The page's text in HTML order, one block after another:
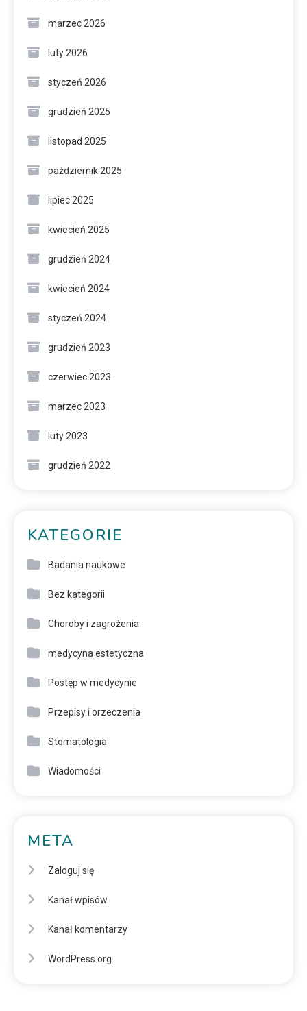
marzec 2026
luty 2026
styczeń 2026
grudzień 2025
listopad 2025
październik 2025
lipiec 2025
kwiecień 2025
grudzień 2024
kwiecień 2024
styczeń 2024
grudzień 2023
czerwiec 2023
marzec 2023
luty 2023
grudzień 2022
KATEGORIE
Badania naukowe
Bez kategorii
Choroby i zagrożenia
medycyna estetyczna
Postęp w medycynie
Przepisy i orzeczenia
Stomatologia
Wiadomości
META
Zaloguj się
Kanał wpisów
Kanał komentarzy
WordPress.org